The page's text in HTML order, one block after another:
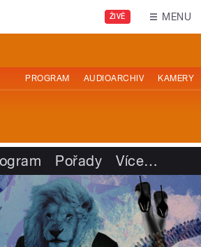
ŽIVĚ MENU
PROGRAM AUDIOARCHIV KAMERY
Pořady Více…